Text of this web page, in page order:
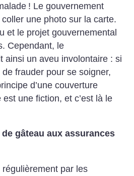
! Le gouvernement
une photo sur la carte.
et le projet gouvernemental
Cependant, le
ainsi un aveu involontaire : si
frauder pour se soigner,
d’une couverture
une fiction, et c’est là le
gâteau aux assurances
régulièrement par les